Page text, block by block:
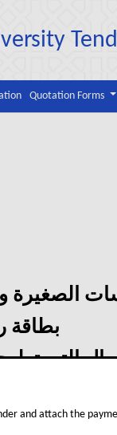
Quotation Forms
الصغيرة
بطاقة
التي
and attach the